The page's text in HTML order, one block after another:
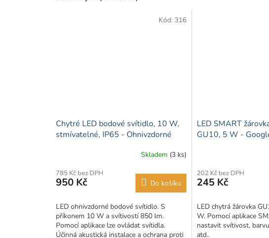
Chytré LED bodové svítidlo, 10 W,
stmívatelné, IP65 - Ohnivzdorné
Skladem (3 ks)
785 Kč bez DPH
950 Kč Do košíku
LED ohnivzdorné bodové svítidlo. S
příkonem 10 W a svítivostí 850 lm.
Pomocí aplikace lze ovládat svítidla.
Účinná akustická instalace a ochrana proti
Kód: 316
LED SMART
GU10, 5 W -
202 Kč bez DPH
245 Kč
LED chytrá žárovka
W. Pomocí aplikace
nastavit svítivost,
atd..